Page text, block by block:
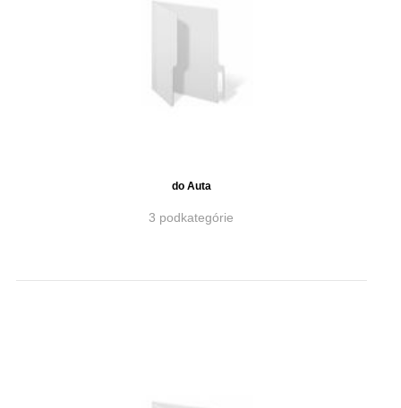
do Auta
3 podkategórie